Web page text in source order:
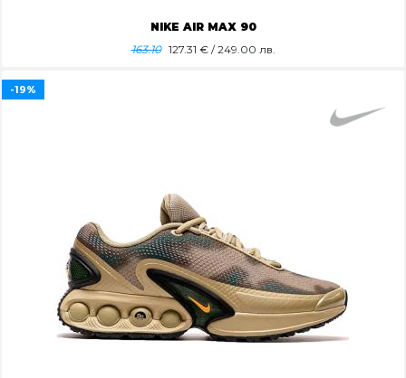
NIKE AIR MAX 90
163.10 127.31 € / 249.00 лв.
-19%